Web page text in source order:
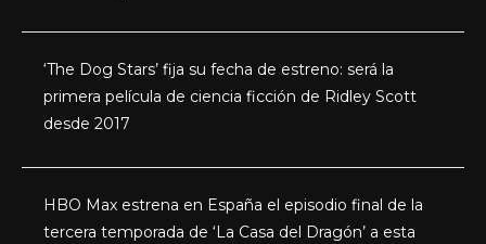
‘The Dog Stars’ fija su fecha de estreno: será la
primera película de ciencia ficción de Ridley Scott
desde 2017
HBO Max estrena en España el episodio final de la
tercera temporada de ‘La Casa del Dragón’ a esta